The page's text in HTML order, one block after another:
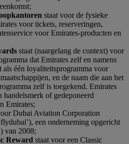
staat voor de fysieke
voor tickets, reserveringen,
voor Emirates-producten en
staat (naargelang de context) voor
dat Emirates zelf en namens
als één loyaliteitsprogramma voor
en de naam die aan het
zelf is toegekend. Emirates
handelsmerk of gedeponeerd
Emirates;
Dubai Aviation Corporation
een onderneming opgericht
van 2008;
Reward staat voor een Classic